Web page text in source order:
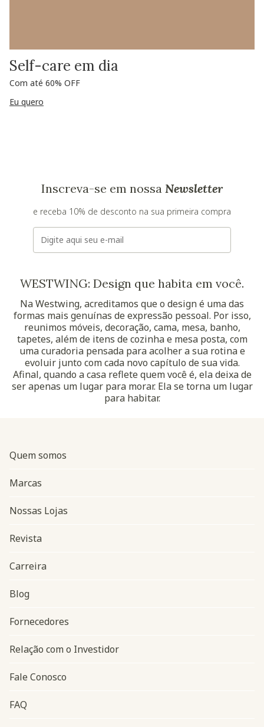
Self-care em dia
Com até 60% OFF
Eu quero
Inscreva-se em nossa Newsletter
e receba 10% de desconto na sua primeira compra
E-mail
WESTWING: Design que habita em você.
Na Westwing, acreditamos que o design é uma das
formas mais genuínas de expressão pessoal. Por isso,
reunimos móveis, decoração, cama, mesa, banho,
tapetes, além de itens de cozinha e mesa posta, com
uma curadoria pensada para acolher a sua rotina e
evoluir junto com cada novo capítulo de sua vida.
Afinal, quando a casa reflete quem você é, ela deixa de
ser apenas um lugar para morar. Ela se torna um lugar
para habitar.
Navegação do rodapé
Quem somos
Marcas
Nossas Lojas
Revista
Carreira
Blog
Fornecedores
Relação com o Investidor
Fale Conosco
FAQ